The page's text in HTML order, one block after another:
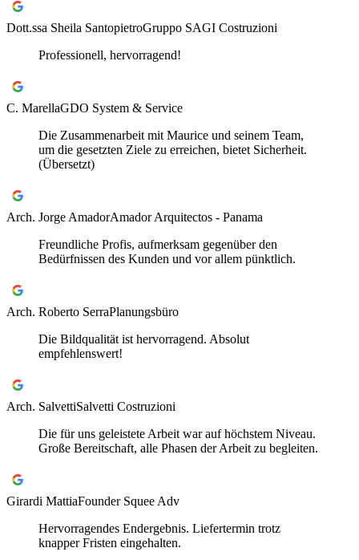
Dott.ssa Sheila SantopietroGruppo SAGI Costruzioni
Professionell, hervorragend!
C. MarellaGDO System & Service
Die Zusammenarbeit mit Maurice und seinem Team,
um die gesetzten Ziele zu erreichen, bietet Sicherheit.
(Übersetzt)
Arch. Jorge AmadorAmador Arquitectos - Panama
Freundliche Profis, aufmerksam gegenüber den
Bedürfnissen des Kunden und vor allem pünktlich.
Arch. Roberto SerraPlanungsbüro
Die Bildqualität ist hervorragend. Absolut
empfehlenswert!
Arch. SalvettiSalvetti Costruzioni
Die für uns geleistete Arbeit war auf höchstem Niveau.
Große Bereitschaft, alle Phasen der Arbeit zu begleiten.
Girardi MattiaFounder Squee Adv
Hervorragendes Endergebnis. Liefertermin trotz
knapper Fristen eingehalten.